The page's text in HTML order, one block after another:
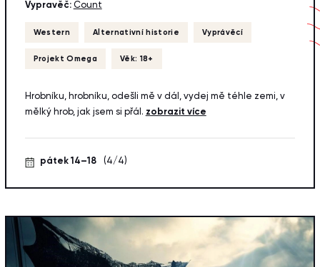
Vypravěč: Count
Western Alternativní historie Vyprávěcí
Projekt Omega Věk: 18+
Hrobníku, hrobníku, odešli mě v dál, vydej mě téhle zemi, v
mělký hrob, jak jsem si přál. zobrazit více
pátek 14–18 (4/4)